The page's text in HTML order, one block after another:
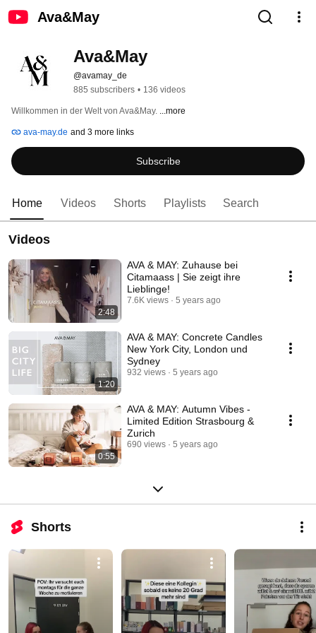
Ava&May
Ava&May
@avamay_de
885 subscribers • 136 videos
Willkommen in der Welt von Ava&May. ...more
ava-may.de and 3 more links
Subscribe
Home Videos Shorts Playlists Search
Videos
2:48
AVA & MAY: Zuhause bei
Citamaass | Sie zeigt ihre
Lieblinge!
7.6K views 5 years ago
1:20
AVA & MAY: Concrete Candles
New York City, London und
Sydney
932 views 5 years ago
0:55
AVA & MAY: Autumn Vibes -
Limited Edition Strasbourg &
Zurich
690 views 5 years ago
Shorts